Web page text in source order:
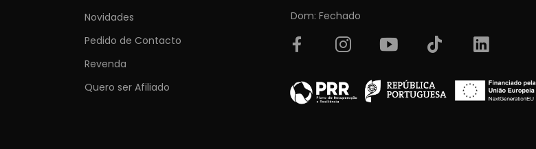
Novidades
Pedido de Contacto
Revenda
Quero ser Afiliado
Dom: Fechado